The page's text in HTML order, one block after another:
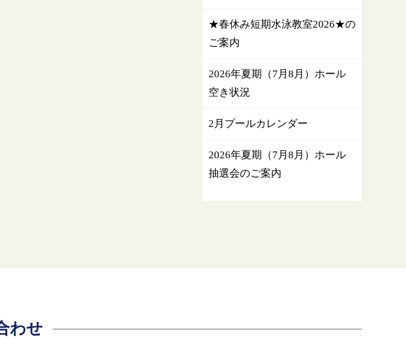
★春休み短期水泳教室2026★の
ご案内
2026年夏期（7月8月）ホール
空き状況
2月プールカレンダー
2026年夏期（7月8月）ホール
抽選会のご案内
わせ